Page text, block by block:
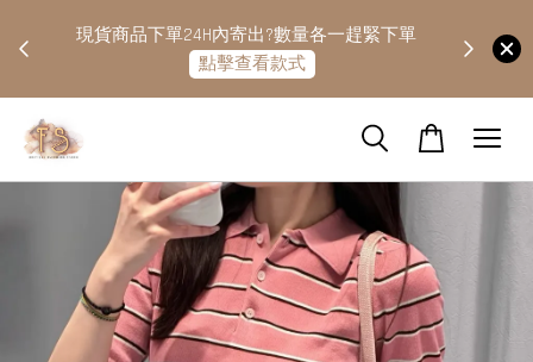
現貨商品下單24H內寄出?數量各一趕緊下單
點擊查看款式